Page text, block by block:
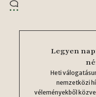
Legyen
Heti
nemzetközi
véleményekből